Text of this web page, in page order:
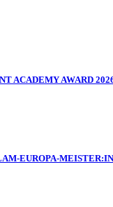
ACADEMY AWARD
EUROPA-